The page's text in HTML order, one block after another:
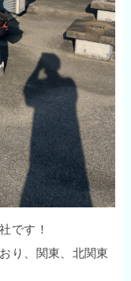
です！
り、関東、北関東